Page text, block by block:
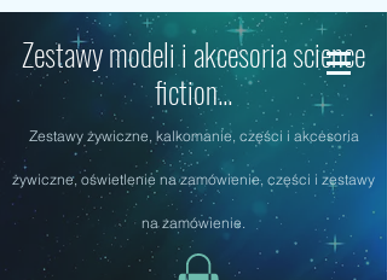
Zestawy modeli i akcesoria science
fiction...
Zestawy żywiczne, kalkomanie, części i akcesoria
żywiczne, oświetlenie na zamówienie, części i zestawy
na zamówienie.